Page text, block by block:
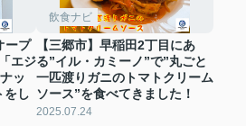
ープ
エジ
ッ
をし
飲食ナビ
【三郷市】早稲田2丁目にあ
る”イル・カミーノ”で”丸ごと
一匹渡りガニのトマトクリーム
ソース”を食べてきました！
2025.07.24